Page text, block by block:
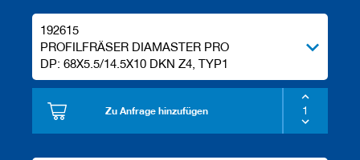
192615
PROFILFRÄSER DIAMASTER PRO
DP: 68X5.5/14.5X10 DKN Z4, TYP1
Zu Anfrage hinzufügen